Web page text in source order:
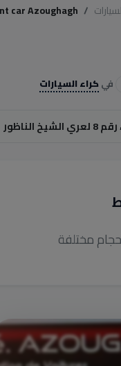
car Azoughagh
فيكراء السيارات
مختلفة